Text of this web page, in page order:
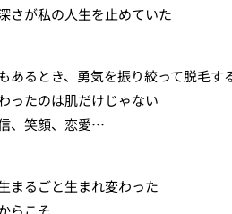
さが私の人生を止めていた
あるとき、勇気を振り絞って脱毛す
ったのは肌だけじゃない
、笑顔、恋愛…
まるごと生まれ変わった
らこそ